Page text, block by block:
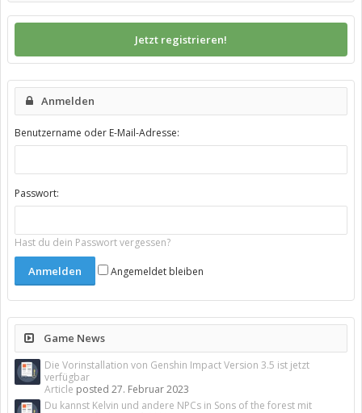
Jetzt registrieren!
Anmelden
Benutzername oder E-Mail-Adresse:
Passwort:
Hast du dein Passwort vergessen?
Angemeldet bleiben
Game News
Die Vorinstallation von Genshin Impact Version 3.5 ist jetzt
verfügbar
Article posted 27. Februar 2023
Du kannst Kelvin und andere NPCs in Sons of the forest mit